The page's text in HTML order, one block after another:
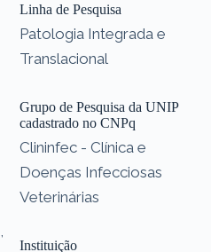
Linha de Pesquisa
Patologia Integrada e
Translacional
Grupo de Pesquisa da UNIP
cadastrado no CNPq
Clininfec - Clínica e
Doenças Infecciosas
Veterinárias
Instituição